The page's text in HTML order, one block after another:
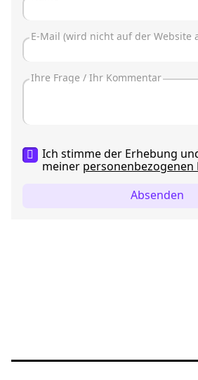
Ich stimme der Erhebung
meiner personenbezogenen
Absenden